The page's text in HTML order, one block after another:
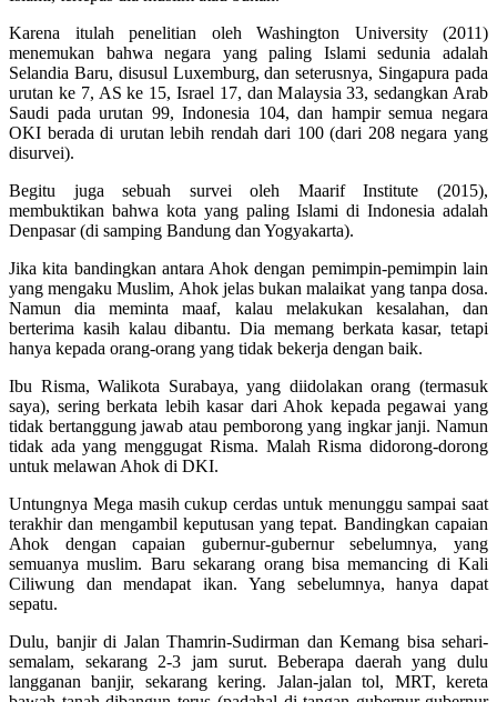
Karena itulah penelitian oleh Washington University (2011)
menemukan bahwa negara yang paling Islami sedunia adalah
Selandia Baru, disusul Luxemburg, dan seterusnya, Singapura pada
urutan ke 7, AS ke 15, Israel 17, dan Malaysia 33, sedangkan Arab
Saudi pada urutan 99, Indonesia 104, dan hampir semua negara
OKI berada di urutan lebih rendah dari 100 (dari 208 negara yang
disurvei).
Begitu juga sebuah survei oleh Maarif Institute (2015),
membuktikan bahwa kota yang paling Islami di Indonesia adalah
Denpasar (di samping Bandung dan Yogyakarta).
Jika kita bandingkan antara Ahok dengan pemimpin-pemimpin lain
yang mengaku Muslim, Ahok jelas bukan malaikat yang tanpa dosa.
Namun dia meminta maaf, kalau melakukan kesalahan, dan
berterima kasih kalau dibantu. Dia memang berkata kasar, tetapi
hanya kepada orang-orang yang tidak bekerja dengan baik.
Ibu Risma, Walikota Surabaya, yang diidolakan orang (termasuk
saya), sering berkata lebih kasar dari Ahok kepada pegawai yang
tidak bertanggung jawab atau pemborong yang ingkar janji. Namun
tidak ada yang menggugat Risma. Malah Risma didorong-dorong
untuk melawan Ahok di DKI.
Untungnya Mega masih cukup cerdas untuk menunggu sampai saat
terakhir dan mengambil keputusan yang tepat. Bandingkan capaian
Ahok dengan capaian gubernur-gubernur sebelumnya, yang
semuanya muslim. Baru sekarang orang bisa memancing di Kali
Ciliwung dan mendapat ikan. Yang sebelumnya, hanya dapat
sepatu.
Dulu, banjir di Jalan Thamrin-Sudirman dan Kemang bisa sehari-
semalam, sekarang 2-3 jam surut. Beberapa daerah yang dulu
langganan banjir, sekarang kering. Jalan-jalan tol, MRT, kereta